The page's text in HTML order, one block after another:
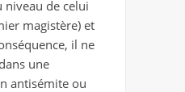
niveau de celui
magistère) et
il ne
une
antisémite ou